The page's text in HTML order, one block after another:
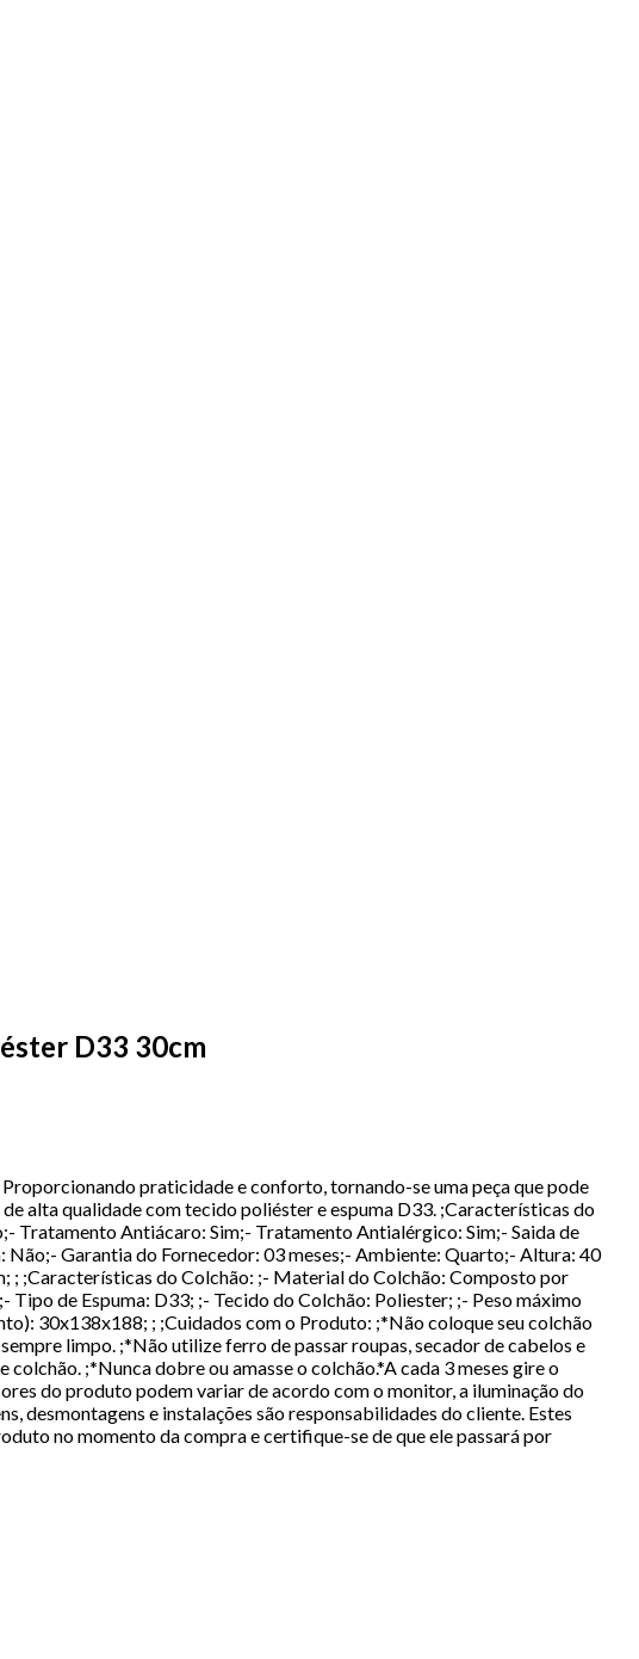
D33 30cm
praticidade e conforto, tornando-se uma peça que pode
alta qualidade com tecido poliéster e espuma D33. ;Características do
Tratamento Antiácaro: Sim;- Tratamento Antialérgico: Sim;- Saida de
Garantia do Fornecedor: 03 meses;- Ambiente: Quarto;- Altura: 40
; ;Características do Colchão: ;- Material do Colchão: Composto por
Tipo de Espuma: D33; ;- Tecido do Colchão: Poliester; ;- Peso máximo
30x138x188; ; ;Cuidados com o Produto: ;*Não coloque seu colchão
limpo. ;*Não utilize ferro de passar roupas, secador de cabelos e
;*Nunca dobre ou amasse o colchão.*A cada 3 meses gire o
do produto podem variar de acordo com o monitor, a iluminação do
desmontagens e instalações são responsabilidades do cliente. Estes
no momento da compra e certifique-se de que ele passará por